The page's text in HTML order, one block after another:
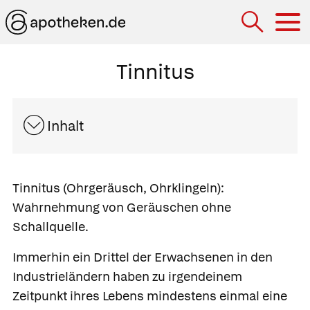
Tinnitus
Inhalt
Tinnitus (Ohrgeräusch, Ohrklingeln):
Wahrnehmung von Geräuschen ohne
Schallquelle.
Immerhin ein Drittel der Erwachsenen in den
Industrieländern haben zu irgendeinem
Zeitpunkt ihres Lebens mindestens einmal eine